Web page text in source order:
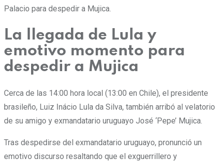
Palacio para despedir a Mujica.
La llegada de Lula y
emotivo momento para
despedir a Mujica
Cerca de las 14:00 hora local (13:00 en Chile), el presidente
brasileño, Luiz Inácio Lula da Silva, también arribó al velatorio
de su amigo y exmandatario uruguayo José ‘Pepe’ Mujica.
Tras despedirse del exmandatario uruguayo, pronunció un
emotivo discurso resaltando que el exguerrillero y